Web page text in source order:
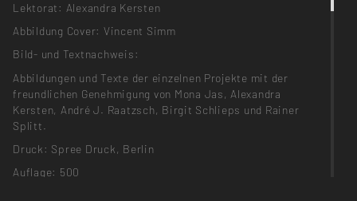
Lektorat: Alexandra Kersten
Abbildung Cover: Vincent Simm
Bild- und Textnachweis:
Abbildungen und Texte der einzelnen Projekte mit der
freundlichen Genehmigung von Mona Jas, Alexandra
Kersten, André J. Raatzsch, Birgit Schlieps und Rainer
Splitt.
Druck: Spree Druck, Berlin
Auflage: 500